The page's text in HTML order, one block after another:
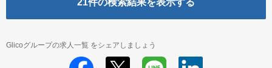
21件の検索結果を表示する
Glicoグループの求人一覧 をシェアしましょう